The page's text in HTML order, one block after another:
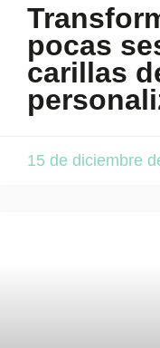
pocas
carillas
15 de diciembre